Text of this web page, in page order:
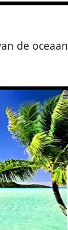
de oceaan